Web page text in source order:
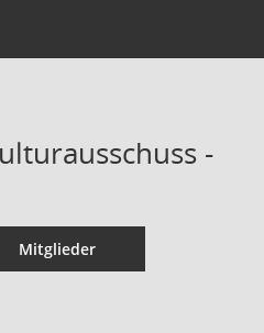
-
Mitglieder